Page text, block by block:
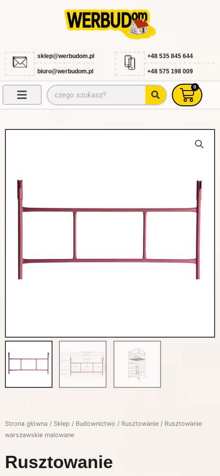
sklep@werbudom.pl
biuro@werbudom.pl
+48 535 845 644
+48 575 198 009
Szukaj 0
Strona główna / Sklep / Budownictwo / Rusztowanie / Rusztowanie
warszawskie malowane
Rusztowanie